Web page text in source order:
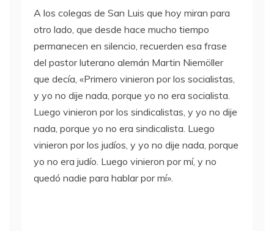
A los colegas de San Luis que hoy miran para
otro lado, que desde hace mucho tiempo
permanecen en silencio, recuerden esa frase
del pastor luterano alemán Martin Niemöller
que decía, «Primero vinieron por los socialistas,
y yo no dije nada, porque yo no era socialista.
Luego vinieron por los sindicalistas, y yo no dije
nada, porque yo no era sindicalista. Luego
vinieron por los judíos, y yo no dije nada, porque
yo no era judío. Luego vinieron por mí, y no
quedó nadie para hablar por mí».